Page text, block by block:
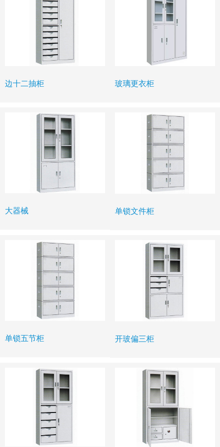
边十二抽柜 玻璃更衣柜
大器械 单锁文件柜
单锁五节柜 开玻偏三柜